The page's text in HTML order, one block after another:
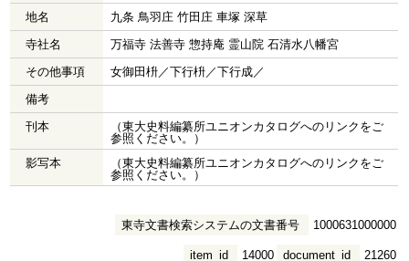
地名
九条 鳥羽庄 竹田庄 車塚 深草
寺社名
万福寺 法善寺 惣持庵 霊山院 石清水八幡宮
その他事項
女御田枡／下行枡／下行成／
備考
刊本
（東大史料編纂所ユニオンカタログへのリンクをご
参照ください。）
影写本
（東大史料編纂所ユニオンカタログへのリンクをご
参照ください。）
東寺文書検索システムの文書番号 1000631000000
document_id 21260
item_id 14000